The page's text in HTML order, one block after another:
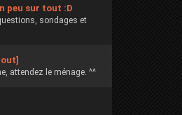
peu sur tout :D
sondages et
attendez le ménage. ^^